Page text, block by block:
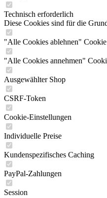
Technisch erforderlich
Diese Cookies sind für die
"Alle Cookies ablehnen" Cookie
"Alle Cookies annehmen"
Ausgewählter Shop
CSRF-Token
Cookie-Einstellungen
Individuelle Preise
Kundenspezifisches Caching
PayPal-Zahlungen
Session